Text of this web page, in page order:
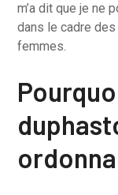
m’a dit que je ne
dans le cadre
femmes.